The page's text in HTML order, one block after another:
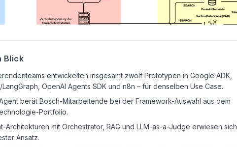
Blick
entwickelten insgesamt zwölf Prototypen in Google ADK,
LangGraph, OpenAI Agents SDK und n8n – für denselben Use Case.
berät Bosch-Mitarbeitende bei der Framework-Auswahl aus dem
Portfolio.
Architekturen mit Orchestrator, RAG und LLM-as-a-Judge erwiesen sich
Ansatz.